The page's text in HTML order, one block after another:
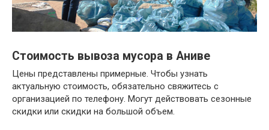
Стоимость вывоза мусора в Аниве
Цены представлены примерные. Чтобы узнать
актуальную стоимость, обязательно свяжитесь с
организацией по телефону. Могут действовать сезонные
скидки или скидки на большой объем.